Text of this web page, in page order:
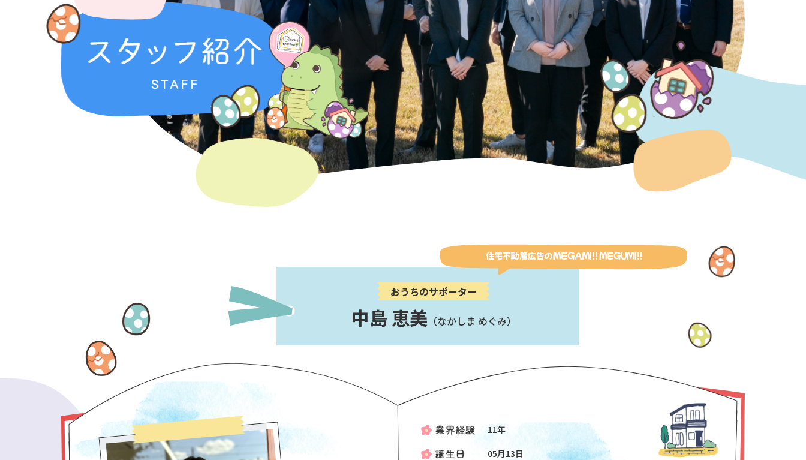
おうちのサポーター
中島 恵美 （なかしま めぐみ）
住宅不動産広告のＭＥＧＡＭＩ‼️ ＭＥＧＵＭＩ‼️
11年
05月13日